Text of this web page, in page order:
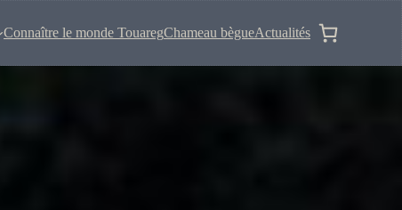
Connaître le monde TouaregChameau bègueActualités